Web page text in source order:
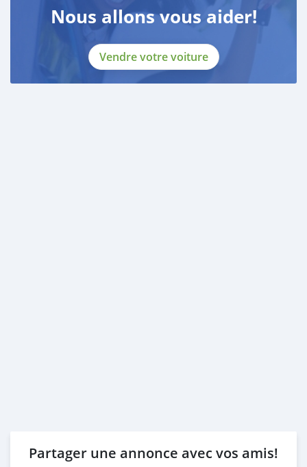
Nous allons vous aider!
Vendre votre voiture
Partager une annonce avec vos amis!